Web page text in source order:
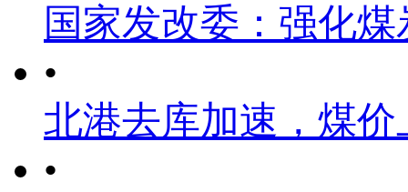
国家发改委：强化
•
北港去库加速，煤
•